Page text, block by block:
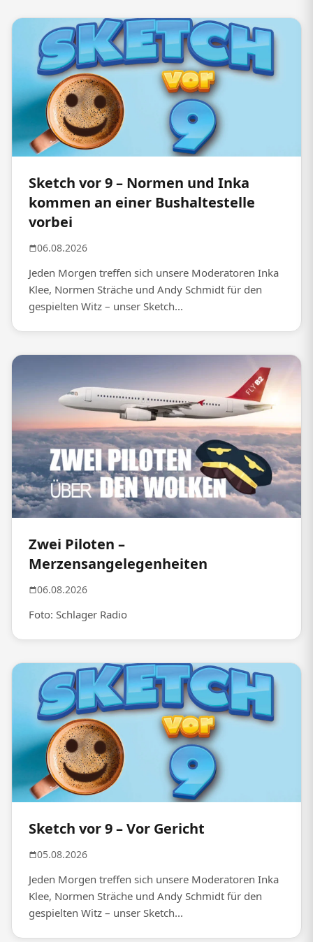
Sketch vor 9 – Normen und Inka
kommen an einer Bushaltestelle
vorbei
06.08.2026
Jeden Morgen treffen sich unsere Moderatoren Inka
Klee, Normen Sträche und Andy Schmidt für den
gespielten Witz – unser Sketch...
Zwei Piloten –
Merzensangelegenheiten
06.08.2026
Foto: Schlager Radio
Sketch vor 9 – Vor Gericht
05.08.2026
Jeden Morgen treffen sich unsere Moderatoren Inka
Klee, Normen Sträche und Andy Schmidt für den
gespielten Witz – unser Sketch...